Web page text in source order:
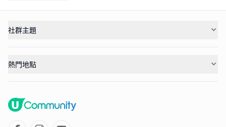
社群主題
熱門地點